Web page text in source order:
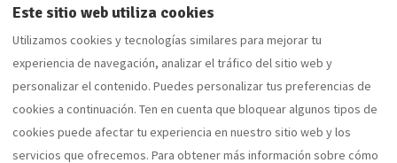
Driftwood Apartment - Apartamento de vacaciones en
Sandalwood Apartment - Apartamento de vacaciones
en Saltburn-by-the-Sea
Español
Este sitio web utiliza cookies
Utilizamos cookies y tecnologías similares para mejorar tu
experiencia de navegación, analizar el tráfico del sitio web y
personalizar el contenido. Puedes personalizar tus preferencias de
cookies a continuación. Ten en cuenta que bloquear algunos tipos de
cookies puede afectar tu experiencia en nuestro sitio web y los
servicios que ofrecemos. Para obtener más información sobre cómo